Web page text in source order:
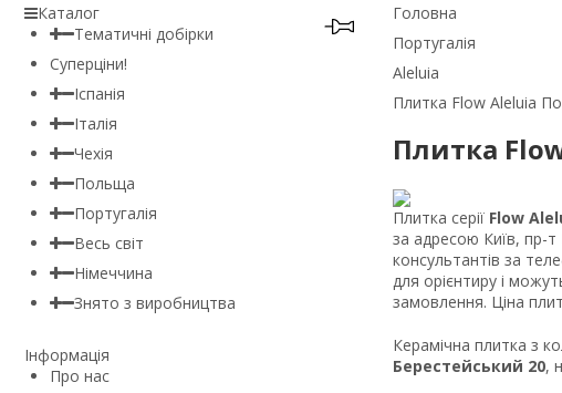
Головна
Португалія
Aleluia
Плитка Flow Aleluia
Плитка
Плитка серії Flow
за адресою Київ, пр-т
консультантів за
для орієнтиру і
замовлення. Ціна
Керамічна плитка з
Берестейський 20,
Каталог
Тематичні добірки
Суперціни!
Іспанія
Італія
Чехія
Польща
Португалія
Весь світ
Німеччина
Знято з виробництва
Інформація
Про нас